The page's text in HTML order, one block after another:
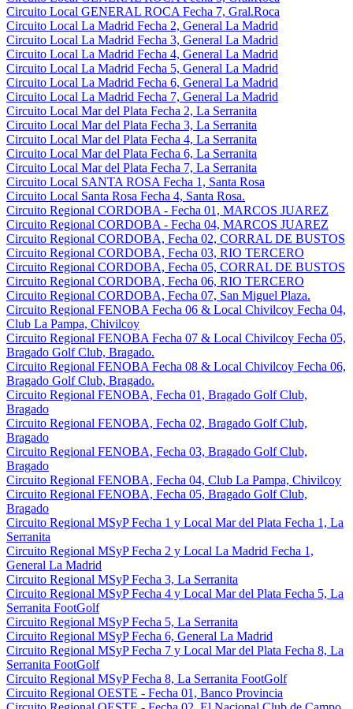
Circuito Local GENERAL ROCA Fecha 7, Gral.Roca
Circuito Local La Madrid Fecha 2, General La Madrid
Circuito Local La Madrid Fecha 3, General La Madrid
Circuito Local La Madrid Fecha 4, General La Madrid
Circuito Local La Madrid Fecha 5, General La Madrid
Circuito Local La Madrid Fecha 6, General La Madrid
Circuito Local La Madrid Fecha 7, General La Madrid
Circuito Local Mar del Plata Fecha 2, La Serranita
Circuito Local Mar del Plata Fecha 3, La Serranita
Circuito Local Mar del Plata Fecha 4, La Serranita
Circuito Local Mar del Plata Fecha 6, La Serranita
Circuito Local Mar del Plata Fecha 7, La Serranita
Circuito Local SANTA ROSA Fecha 1, Santa Rosa
Circuito Local Santa Rosa Fecha 4, Santa Rosa.
Circuito Regional CORDOBA - Fecha 01, MARCOS JUAREZ
Circuito Regional CORDOBA - Fecha 04, MARCOS JUAREZ
Circuito Regional CORDOBA, Fecha 02, CORRAL DE BUSTOS
Circuito Regional CORDOBA, Fecha 03, RIO TERCERO
Circuito Regional CORDOBA, Fecha 05, CORRAL DE BUSTOS
Circuito Regional CORDOBA, Fecha 06, RIO TERCERO
Circuito Regional CORDOBA, Fecha 07, San Miguel Plaza.
Circuito Regional FENOBA Fecha 06 & Local Chivilcoy Fecha 04,
Club La Pampa, Chivilcoy
Circuito Regional FENOBA Fecha 07 & Local Chivilcoy Fecha 05,
Bragado Golf Club, Bragado.
Circuito Regional FENOBA Fecha 08 & Local Chivilcoy Fecha 06,
Bragado Golf Club, Bragado.
Circuito Regional FENOBA, Fecha 01, Bragado Golf Club,
Bragado
Circuito Regional FENOBA, Fecha 02, Bragado Golf Club,
Bragado
Circuito Regional FENOBA, Fecha 03, Bragado Golf Club,
Bragado
Circuito Regional FENOBA, Fecha 04, Club La Pampa, Chivilcoy
Circuito Regional FENOBA, Fecha 05, Bragado Golf Club,
Bragado
Circuito Regional MSyP Fecha 1 y Local Mar del Plata Fecha 1, La
Serranita
Circuito Regional MSyP Fecha 2 y Local La Madrid Fecha 1,
General La Madrid
Circuito Regional MSyP Fecha 3, La Serranita
Circuito Regional MSyP Fecha 4 y Local Mar del Plata Fecha 5, La
Serranita FootGolf
Circuito Regional MSyP Fecha 5, La Serranita
Circuito Regional MSyP Fecha 6, General La Madrid
Circuito Regional MSyP Fecha 7 y Local Mar del Plata Fecha 8, La
Serranita FootGolf
Circuito Regional MSyP Fecha 8, La Serranita FootGolf
Circuito Regional OESTE - Fecha 01, Banco Provincia